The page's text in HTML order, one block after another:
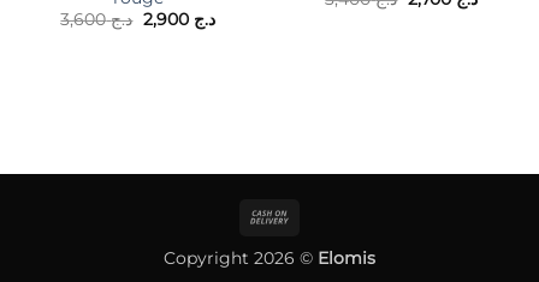
د.ج3,600
Le
prix
د.ج 2,900
Le
prix
Delivery
Copyright 2026 © Elomis